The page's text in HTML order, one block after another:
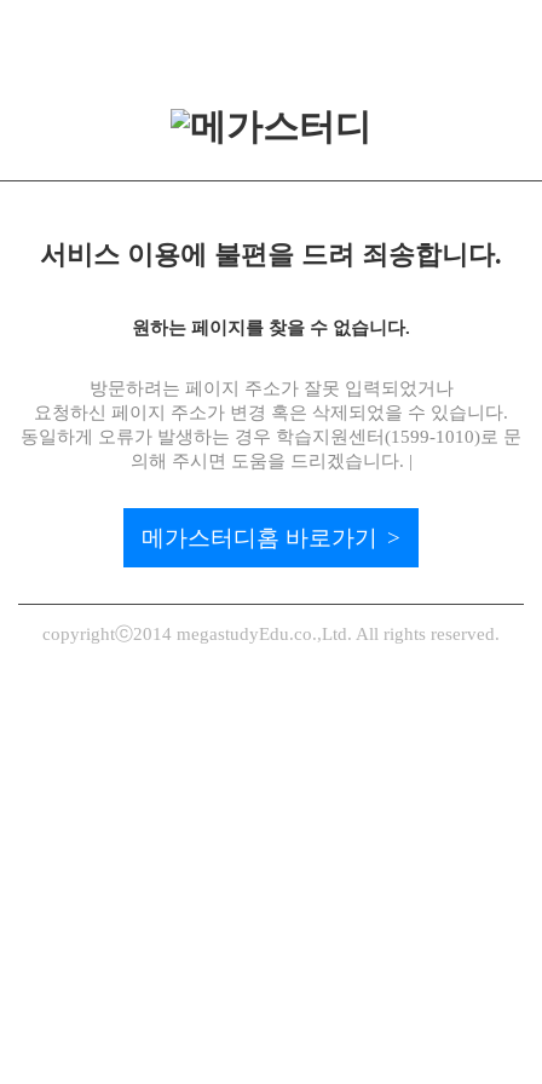
서비스 이용에 불편을 드려 죄송합니다.
원하는 페이지를 찾을 수 없습니다.
방문하려는 페이지 주소가 잘못 입력되었거나
요청하신 페이지 주소가 변경 혹은 삭제되었을 수 있습니다.
동일하게 오류가 발생하는 경우 학습지원센터(1599-1010)로 문
의해 주시면 도움을 드리겠습니다. |
메가스터디홈 바로가기
copyrightⓒ2014 megastudyEdu.co.,Ltd. All rights reserved.